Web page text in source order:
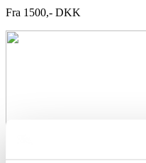
Fra 1500,- DKK